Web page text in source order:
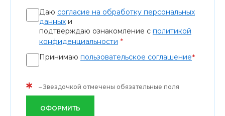
Даю согласие на обработку персональных
данных и
подтверждаю ознакомление с политикой
конфиденциальности *
Принимаю пользовательское соглашение*
* – Звездочкой отмечены обязательные поля
ОФОРМИТЬ